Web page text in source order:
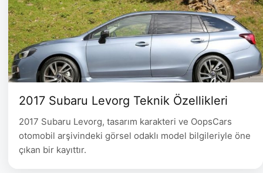
2017 Subaru Levorg Teknik Özellikleri
2017 Subaru Levorg, tasarım karakteri ve OopsCars
otomobil arşivindeki görsel odaklı model bilgileriyle öne
çıkan bir kayıttır.